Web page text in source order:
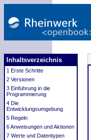
Inhaltsverzeichnis
1 Erste Schritte
2 Versionen
3 Einführung in die
Programmierung
4 Die
Entwicklungsumgebung
5 Regeln
6 Anweisungen und Aktionen
7 Werte und Datentypen